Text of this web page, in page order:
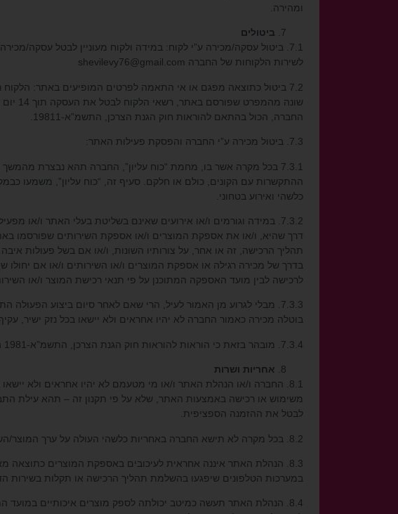
ומהירה.
ביטולים
לשירות הלקוחות של החברה shevilevy76@gmail.com
7.2 ביטול כתוצאה מפגם או אי התאמה לפרטים המופיעים באתר:
שונה מהמפרט שפורסם באתר, רשאי הלקוח לבטל את העסקה תוך 14 יום מיום קבלת המוצר, על-ידי הודעת ביטול בדואר אלקטרוני
החברה, הכול בהתאם להוראות חוק הגנת הצרכן, התשמ”א-19811.
7.3. ביטול מכירה ע”י החברה והפסקת פעילות האתר:
7.3.1 בכל מקרה אשר בו, מחמת “כוח עליון”, החברה תהא נבצרת
ההתקשרות עם הקונים, כולם או חלקם. סעיף זה, “כוח עליון”, משמעו
כלשהי ואירוע בטחוני.
7.3.2. במידה וגורמים ו/או אירועים שאינם בשליטת בעלי האתר ו/או
דרך שהיא, ו/או את אספקת המוצרים ו/או אספקת השירותים שפורסמו
תהליך הרכישה, זה או אחר, על צורותיו השונות, ו/או אם בשל פעולות
בדרך של מכירה רגילה או אספקת המוצרים ו/או השירותים ו/או אם יחולו
לרכישה לבין מועד האספקה המתוכנן על פי תנאי רכישת המוצר ו/או
7.3.3. מבלי לגרוע מן האמור לעיל, הרי שאם לאחר סיום ביצוע
בוטלה מכירה כאמור החברה לא יהיו אחראים ולא יישאו בכל נזק ישיר,
7.3.4. מובהר בזאת כי הוראות להוראות חוק הגנת הצרכן, התשמ”א-1981 החלות והתקפות במועד העסקה הן ההוראות המחייבות אף אם בתקנון זה או באתר רשום אחרת.
אחריות ושרות
8.1. החברה ו/או הנהלת האתר ו/או מי מטעמם לא יהיו אחראים ולא
משימוש או רכישה באמצעות האתר, שלא על פי תקנון זה – תהא עילת
לבטל את ההזמנה הספציפית.
8.2. בכל מקרה לא תישא החברה באחריות כלשהי העולה על ערך המוצר/השירות הנרכש וכן בכל נזק שאינו ישיר ו/או נזק תוצאתי.
8.3. הנהלת האתר איננה אחראית לעיכובים באספקת המוצרים
במערכות הטלפונים שיפגעו בהשלמת תהליך הרכישה או תקלות בשירות
8.4. הנהלת האתר תעשה כמיטב יכולתה לספק מוצרים איכותיים